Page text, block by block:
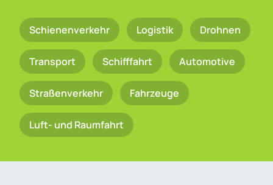
Schienenverkehr Logistik Drohnen
Transport Schifffahrt Automotive
Straßenverkehr Fahrzeuge
Luft- und Raumfahrt